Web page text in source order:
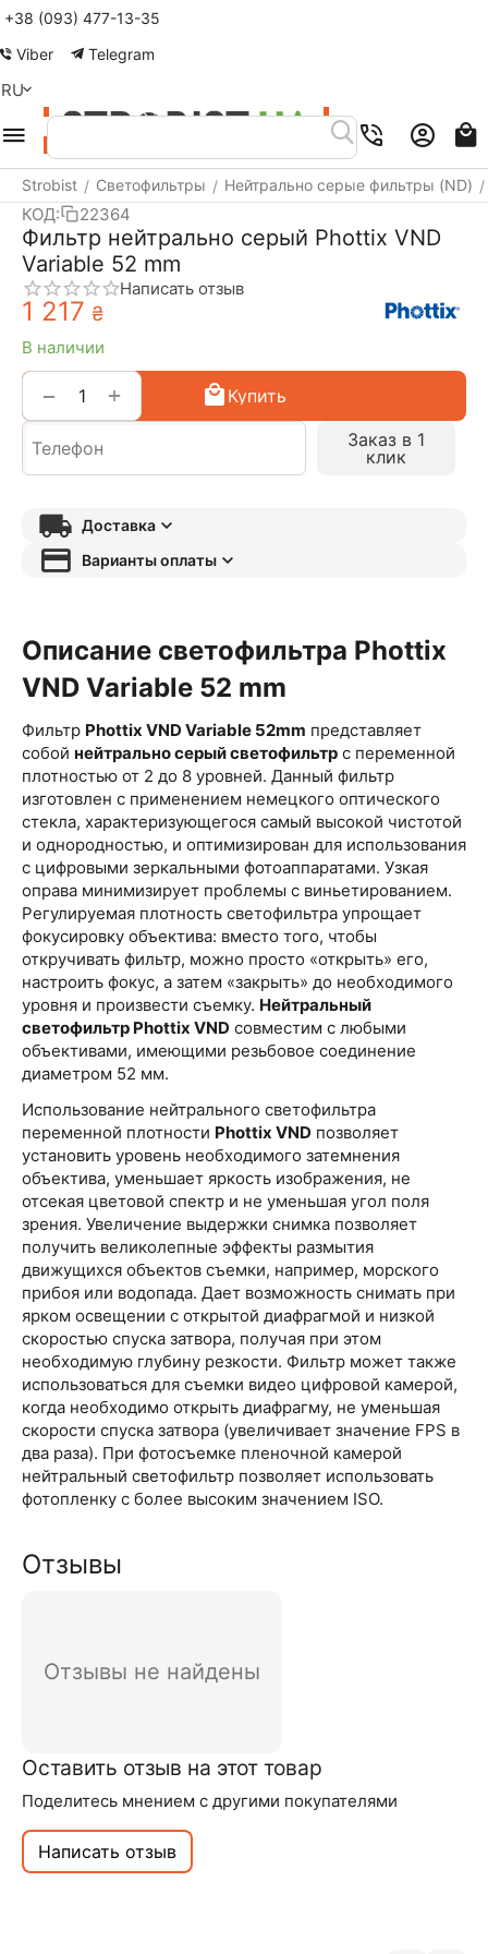
+38 (093) 477-13-35
Viber
Telegram
RU
Strobist / Светофильтры / Нейтрально серые фильтры (ND) /
КОД: 22364
Фильтр нейтрально серый Phottix VND
Variable 52 mm
Написать отзыв
1 217 ₴
В наличии
+
−
Купить
Заказ в 1
клик
Доставка
Варианты оплаты
Описание светофильтра Phottix
VND Variable 52 mm
Фильтр Phottix VND Variable 52mm представляет
собой нейтрально серый светофильтр с переменной
плотностью от 2 до 8 уровней. Данный фильтр
изготовлен с применением немецкого оптического
стекла, характеризующегося самый высокой чистотой
и однородностью, и оптимизирован для использования
с цифровыми зеркальными фотоаппаратами. Узкая
оправа минимизирует проблемы с виньетированием.
Регулируемая плотность светофильтра упрощает
фокусировку объектива: вместо того, чтобы
откручивать фильтр, можно просто «открыть» его,
настроить фокус, а затем «закрыть» до необходимого
уровня и произвести съемку. Нейтральный
светофильтр Phottix VND совместим с любыми
объективами, имеющими резьбовое соединение
диаметром 52 мм.
Использование нейтрального светофильтра
переменной плотности Phottix VND позволяет
установить уровень необходимого затемнения
объектива, уменьшает яркость изображения, не
отсекая цветовой спектр и не уменьшая угол поля
зрения. Увеличение выдержки снимка позволяет
получить великолепные эффекты размытия
движущихся объектов съемки, например, морского
прибоя или водопада. Дает возможность снимать при
ярком освещении с открытой диафрагмой и низкой
скоростью спуска затвора, получая при этом
необходимую глубину резкости. Фильтр может также
использоваться для съемки видео цифровой камерой,
когда необходимо открыть диафрагму, не уменьшая
скорости спуска затвора (увеличивает значение FPS в
два раза). При фотосъемке пленочной камерой
нейтральный светофильтр позволяет использовать
фотопленку с более высоким значением ISO.
Отзывы
Отзывы не найдены
Оставить отзыв на этот товар
Поделитесь мнением с другими покупателями
Написать отзыв
Меню